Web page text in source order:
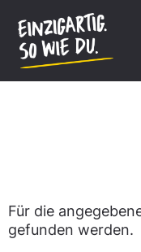
springen
Für die
gefunden werden.